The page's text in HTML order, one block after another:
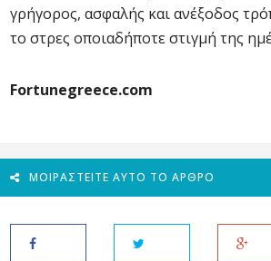
γρήγορος, ασφαλής και ανέξοδος
το στρες οποιαδήποτε στιγμή της
Fortunegreece.com
ΜΟΙΡΑΣΤΕΊΤΕ ΑΥΤΌ ΤΟ ΆΡΘΡΟ